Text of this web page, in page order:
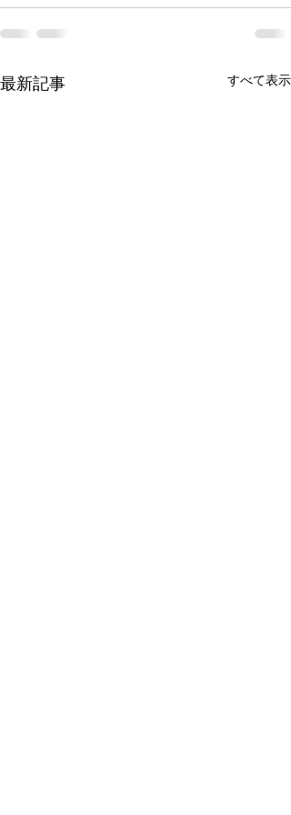
最新記事 すべて表示